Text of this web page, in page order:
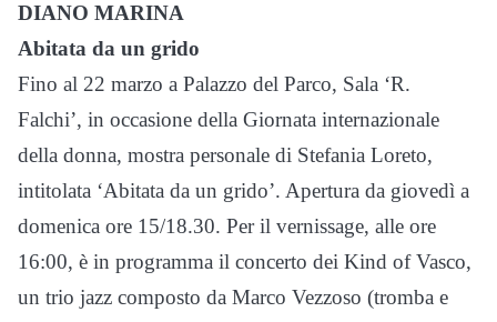
DIANO MARINA
Abitata da un grido
Fino al 22 marzo a Palazzo del Parco, Sala ‘R.
Falchi’, in occasione della Giornata internazionale
della donna, mostra personale di Stefania Loreto,
intitolata ‘Abitata da un grido’. Apertura da giovedì a
domenica ore 15/18.30. Per il vernissage, alle ore
16:00, è in programma il concerto dei Kind of Vasco,
un trio jazz composto da Marco Vezzoso (tromba e